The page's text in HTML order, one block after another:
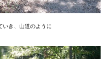
いき、山道のように